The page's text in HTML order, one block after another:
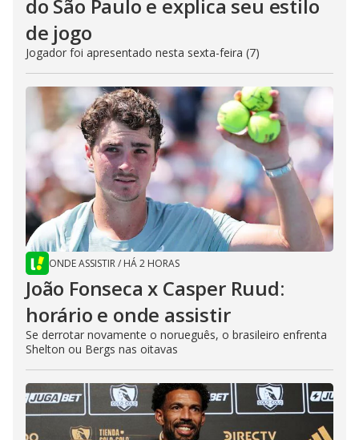
do São Paulo e explica seu estilo
de jogo
Jogador foi apresentado nesta sexta-feira (7)
ONDE ASSISTIR/ HÁ 2 HORAS
João Fonseca x Casper Ruud:
horário e onde assistir
Se derrotar novamente o norueguês, o brasileiro enfrenta
Shelton ou Bergs nas oitavas